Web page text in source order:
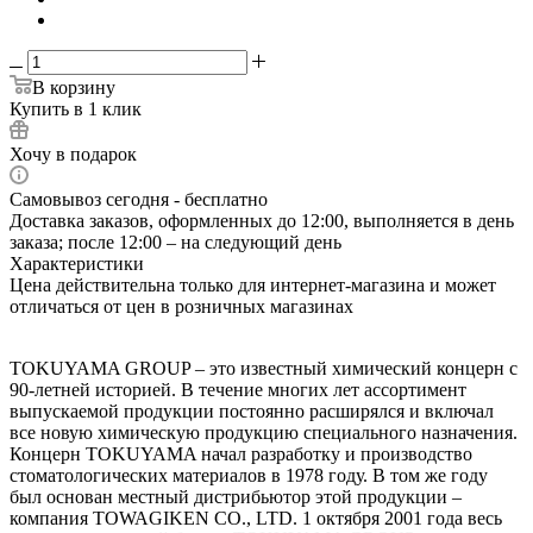
В корзину
Купить в 1 клик
Хочу в подарок
Самовывоз сегодня - бесплатно
Доставка заказов, оформленных до 12:00, выполняется в день
заказа; после 12:00 – на следующий день
Характеристики
Цена действительна только для интернет-магазина и может
отличаться от цен в розничных магазинах
TOKUYAMA GROUP – это известный химический концерн с
90-летней историей. В течение многих лет ассортимент
выпускаемой продукции постоянно расширялся и включал
все новую химическую продукцию специального назначения.
Концерн TOKUYAMA начал разработку и производство
стоматологических материалов в 1978 году. В том же году
был основан местный дистрибьютор этой продукции –
компания TOWAGIKEN CO., LTD. 1 октября 2001 года весь